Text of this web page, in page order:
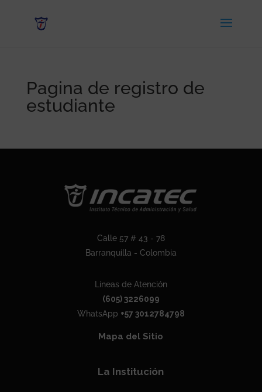
Pagina de registro de
estudiante
Calle 57 # 43 - 78
Barranquilla - Colombia
Líneas de Atención
(605) 3226099
WhatsApp +57 3012784798
Mapa del Sitio
La Institución